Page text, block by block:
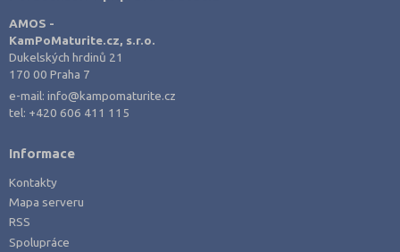
AMOS -
KamPoMaturite.cz, s.r.o.
Dukelských hrdinů 21
170 00 Praha 7
e-mail:info@kampomaturite.cz
tel: +420 606 411 115
Informace
Kontakty
Mapa serveru
RSS
Spolupráce